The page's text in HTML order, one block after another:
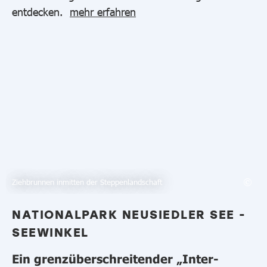
entdecken.
mehr erfahren
Ziehbrunnen inmitten der Steppenlandschaft
NATIONALPARK NEUSIEDLER SEE -
SEEWINKEL
Ein grenzüberschreitender „Inter-